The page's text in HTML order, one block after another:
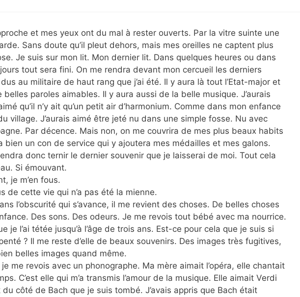
et mes yeux ont du mal à rester ouverts. Par la vitre suinte une
Sans doute qu’il pleut dehors, mais mes oreilles ne captent plus
Je suis sur mon lit. Mon dernier lit. Dans quelques heures ou dans
tout sera fini. On me rendra devant mon cercueil les derniers
au militaire de haut rang que j’ai été. Il y aura là tout l’Etat-major et
belles paroles aimables. Il y aura aussi de la belle musique. J’aurais
qu’il n’y ait qu’un petit air d’harmonium. Comme dans mon enfance
village. J’aurais aimé être jeté nu dans une simple fosse. Nu avec
Par décence. Mais non, on me couvrira de mes plus beaux habits
bien un con de service qui y ajoutera mes médailles et mes galons.
donc ternir le dernier souvenir que je laisserai de moi. Tout cela
Si émouvant.
je m’en fous.
de cette vie qui n’a pas été la mienne.
l’obscurité qui s’avance, il me revient des choses. De belles choses
Des sons. Des odeurs. Je me revois tout bébé avec ma nourrice.
je l’ai tétée jusqu’à l’âge de trois ans. Est-ce pour cela que je suis si
? Il me reste d’elle de beaux souvenirs. Des images très fugitives,
belles images quand même.
me revois avec un phonographe. Ma mère aimait l’opéra, elle chantait
C’est elle qui m’a transmis l’amour de la musique. Elle aimait Verdi
du côté de Bach que je suis tombé. J’avais appris que Bach était